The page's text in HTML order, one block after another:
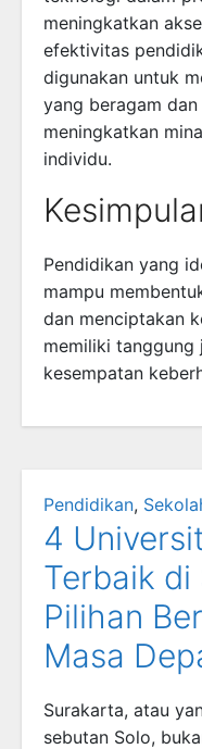
meningkatkan
efektivitas
digunakan untuk
yang beragam
meningkatkan
individu.
Pendidikan yang
mampu
dan menciptakan
memiliki tanggung
kesempatan
Pendidikan,
4
Terbaik
Pilihan
Masa
Surakarta, atau
sebutan Solo,